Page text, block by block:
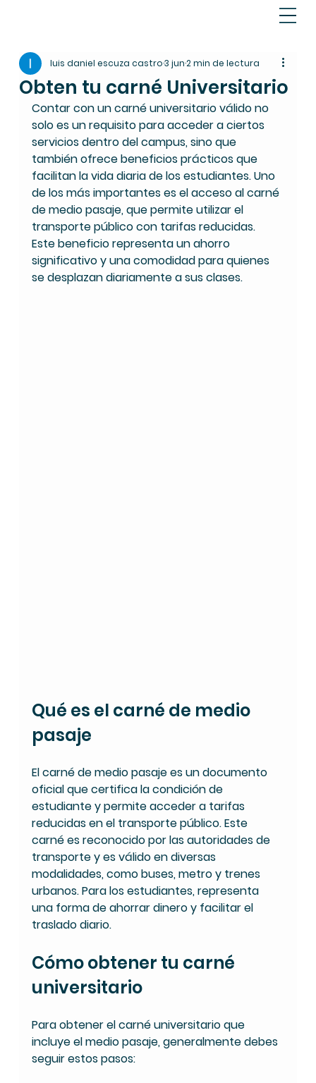
Obten tu carné Universitario
luis daniel escuza castro3 jun2 min de lectura
Contar con un carné universitario válido no
solo es un requisito para acceder a ciertos
servicios dentro del campus, sino que
también ofrece beneficios prácticos que
facilitan la vida diaria de los estudiantes. Uno
de los más importantes es el acceso al carné
de medio pasaje, que permite utilizar el
transporte público con tarifas reducidas.
Este beneficio representa un ahorro
significativo y una comodidad para quienes
se desplazan diariamente a sus clases.
Qué es el carné de medio
pasaje
El carné de medio pasaje es un documento
oficial que certifica la condición de
estudiante y permite acceder a tarifas
reducidas en el transporte público. Este
carné es reconocido por las autoridades de
transporte y es válido en diversas
modalidades, como buses, metro y trenes
urbanos. Para los estudiantes, representa
una forma de ahorrar dinero y facilitar el
traslado diario.
Cómo obtener tu carné
universitario
Para obtener el carné universitario que
incluye el medio pasaje, generalmente debes
seguir estos pasos: